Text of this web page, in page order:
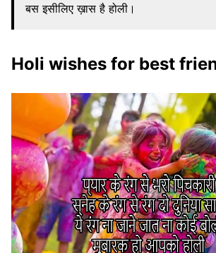
बस इसीलिए ख़ास है होली।
Holi wishes for best